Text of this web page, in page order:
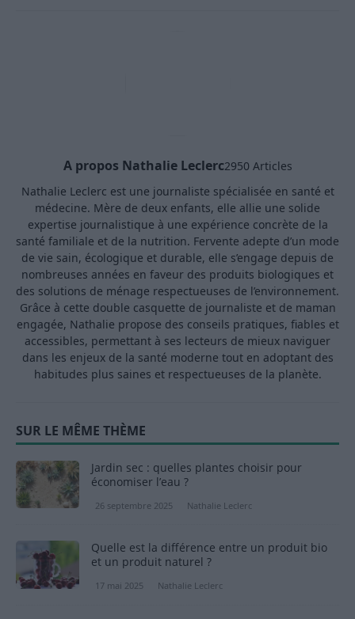
A propos Nathalie Leclerc2950 Articles
Nathalie Leclerc est une journaliste spécialisée en santé et
médecine. Mère de deux enfants, elle allie une solide
expertise journalistique à une expérience concrète de la
santé familiale et de la nutrition. Fervente adepte d’un mode
de vie sain, écologique et durable, elle s’engage depuis de
nombreuses années en faveur des produits biologiques et
des solutions de ménage respectueuses de l’environnement.
Grâce à cette double casquette de journaliste et de maman
engagée, Nathalie propose des conseils pratiques, fiables et
accessibles, permettant à ses lecteurs de mieux naviguer
dans les enjeux de la santé moderne tout en adoptant des
habitudes plus saines et respectueuses de la planète.
SUR LE MÊME THÈME
Jardin sec : quelles plantes choisir pour
économiser l’eau ?
26 septembre 2025 Nathalie Leclerc
Quelle est la différence entre un produit bio
et un produit naturel ?
17 mai 2025 Nathalie Leclerc